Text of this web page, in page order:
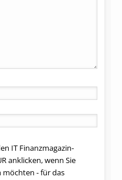
IT Finanzmagazin-
anklicken, wenn Sie
- für das